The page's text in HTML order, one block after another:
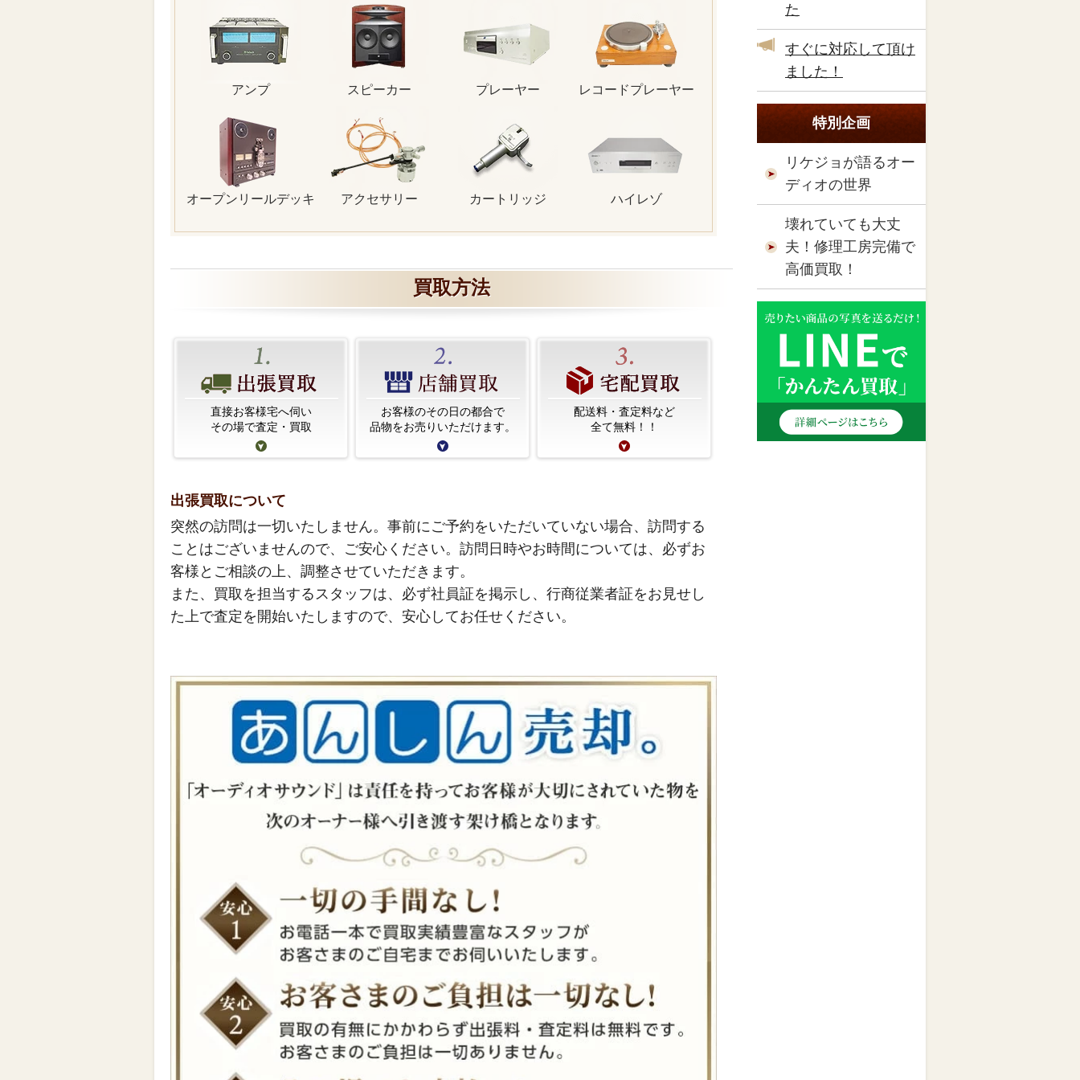
アンプ スピーカー プレーヤー レコードプレーヤー
オープンリールデッキ アクセサリー カートリッジ ハイレゾ
買取方法
直接お客様宅へ伺い
その場で査定・買取
お客様のその日の都合で
品物をお売りいただけます。
配送料・査定料など
全て無料！！
出張買取について
突然の訪問は一切いたしません。事前にご予約をいただいていない場合、訪問する
ことはございませんので、ご安心ください。訪問日時やお時間については、必ずお
客様とご相談の上、調整させていただきます。
また、買取を担当するスタッフは、必ず社員証を掲示し、行商従業者証をお見せし
た上で査定を開始いたしますので、安心してお任せください。
た
すぐに対応して頂け
ました！
特別企画
リケジョが語るオー
ディオの世界
壊れていても大丈
夫！修理工房完備で
高価買取！